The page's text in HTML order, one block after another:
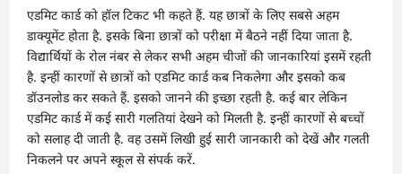
एडमिट कार्ड को हॉल टिकट भी कहते हैं. यह छात्रों के लिए सबसे अहम
डाक्यूमेंट होता है. इसके बिना छात्रों को परीक्षा में बैठने नहीं दिया जाता है.
विद्यार्थियों के रोल नंबर से लेकर सभी अहम चीजों की जानकारियां इसमें रहती
है. इन्हीं कारणों से छात्रों को एडमिट कार्ड कब निकलेगा और इसको कब
डॉउनलोड कर सकते हैं. इसको जानने की इच्छा रहती है. कई बार लेकिन
एडमिट कार्ड में कई सारी गलतियां देखने को मिलती है. इन्हीं कारणों से बच्चों
को सलाह दी जाती है. वह उसमें लिखी हुई सारी जानकारी को देखें और गलती
निकलने पर अपने स्कूल से संपर्क करें.